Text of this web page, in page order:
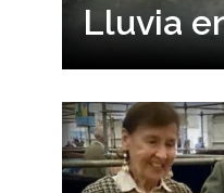
Lluvia